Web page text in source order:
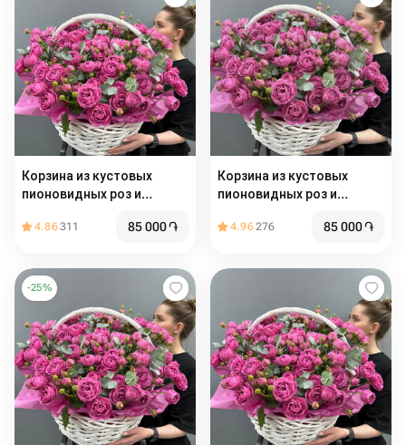
Корзина из кустовых
пионовидных роз и
4.86311 85 000֏
Корзина из кустовых
пионовидных роз и
4.96276 85 000֏
-25%